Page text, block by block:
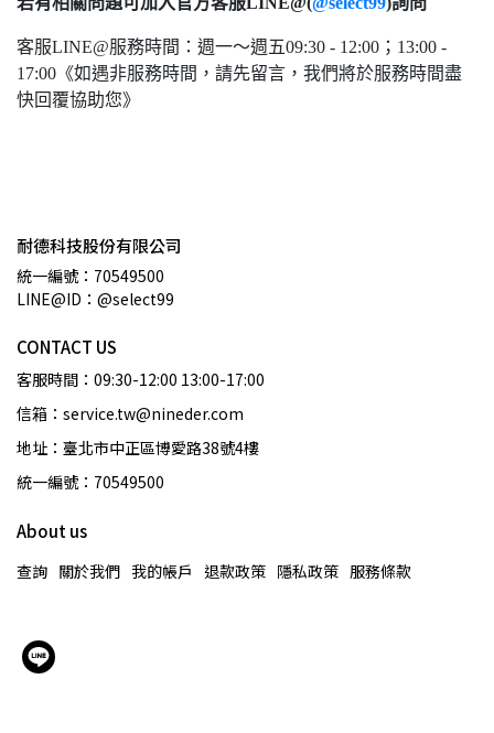
客服LINE@服務時間：週一～週五09:30 - 12:00；13:00 -
17:00《如遇非服務時間，請先留言，我們將於服務時間盡
快回覆協助您》
耐德科技股份有限公司
統一編號：70549500
LINE@ID：@select99
CONTACT US
客服時間：09:30-12:00 13:00-17:00
信箱：service.tw@nineder.com
地址：臺北市中正區博愛路38號4樓
統一編號：70549500
About us
查詢 關於我們 我的帳戶 退款政策 隱私政策 服務條款